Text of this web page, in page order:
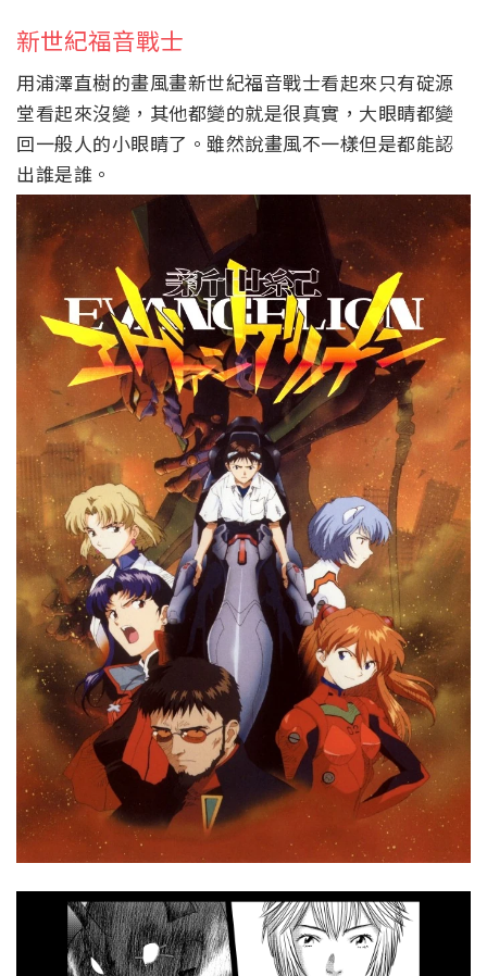
新世紀福音戰士
用浦澤直樹的畫風畫新世紀福音戰士看起來只有碇源
堂看起來沒變，其他都變的就是很真實，大眼睛都變
回一般人的小眼睛了。雖然說畫風不一樣但是都能認
出誰是誰。